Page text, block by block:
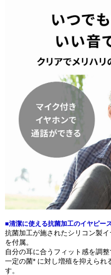
■清潔に使える抗菌加工のイヤピー
抗菌加工が施されたシリコン製
を付属。
自分の耳に合うフィット感を調整
一定の菌* に対し増殖を抑えられ
す。